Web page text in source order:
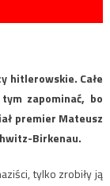
hitlerowskie. Całe
zapominać, bo
premier Mateusz
Birkenau.
tylko zrobiły ją